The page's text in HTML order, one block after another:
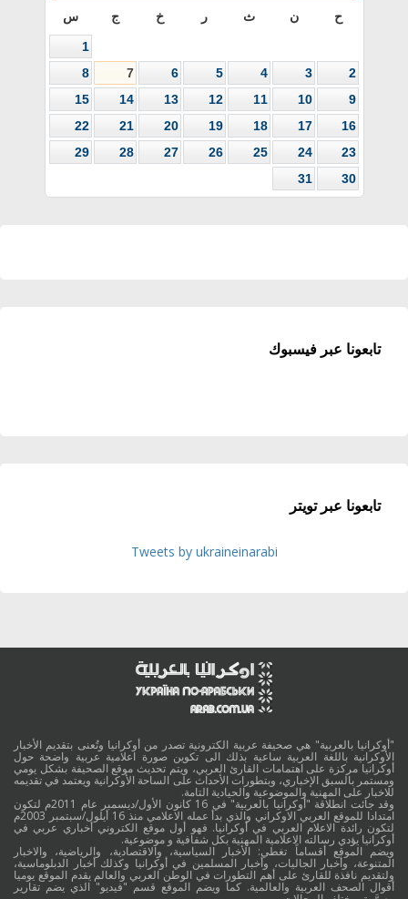
ح ن ث ر خ ج س
1
2
3
4
5
6
7
8
9
10
11
12
13
14
15
16
17
18
19
20
21
22
23
24
25
26
27
28
29
30
31
تابعونا عبر فيسبوك
تابعونا عبر تويتر
Tweets by ukraineinarabi
"أوكرانيا بالعربية" هي صحيفة عربية الكترونية تصدر من أوكرانيا وتُعنى بتقديم الأخبار
الأوكرانية باللغة العربية ساعية بذلك الى تكوين صورة اعلامية عربية واضحة حول
أوكرانيا مركزة على اهتمامات القارئ العربي، ويتم تحديث موقع الصحيفة بشكل يومي
ومستمر بالسبق الإخباري، وبتطورات الأحداث على الساحة الأوكرانية ويعتمد في تقديمه
للاخبار على المهنية والموضوعية والحيادية التامة.
وقد جائت انطلاقة "أوكرانيا بالعربية" في 16 كانون الأول/ديسمبر عام 2011م لتكون
امتدادا للموقع العربي الاوكراني والذي بدأ عمله الاعلامي منذ 16 أيلول/سبتمبر 2003م
لتكون رائدة الاعلام العربي في أوكرانيا. فهو أول موقع الكتروني أخباري عربي في
أوكرانيا يؤدي رسالته الاعلامية المهنية بكل شفافية و موضوعية.
ويضم الموقع أقساماً تغطي: الأخبار السياسية، والاقتصادية، والرياضية، والاخبار
المتنوعة، وأخبار الجاليات، وأخبار المسلمين في أوكرانيا وكذلك أخبار الدبلوماسية،
ولتقديم نافذة للقارئ على أهم التطورات في الوطن العربي والعالم يقدم الموقع يوميا
أقوال الصحف العربية والعالمية. كما ويضم الموقع قسم "فيديو" الذي يضم تقارير